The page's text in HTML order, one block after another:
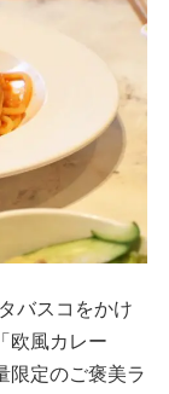
バスコをかけ
欧風カレー
限定のご褒美ラ